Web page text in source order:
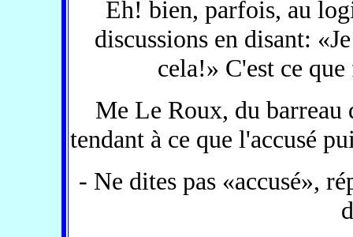
Eh! bien, parfois, au
discussions en disant:
cela!» C'est ce
Me Le Roux, du barreau
tendant à ce que l'accusé
- Ne dites pas «accusé»,